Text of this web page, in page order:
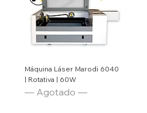
Máquina Láser Marodi 6040
| Rotativa | 60W
— Agotado —